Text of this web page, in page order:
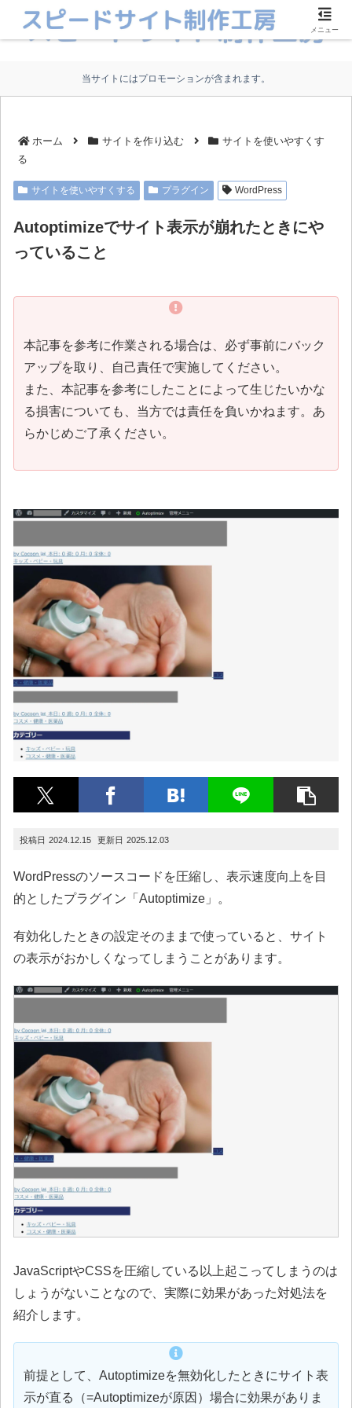
当サイトにはプロモーションが含まれます。
ホーム サイトを作り込む
サイトを使いやすくす
る
サイトを使いやすくする プラグイン WordPress
Autoptimizeでサイト表示が崩れたときにや
っていること
本記事を参考に作業される場合は、必ず事前にバック
アップを取り、自己責任で実施してください。
また、本記事を参考にしたことによって生じたいかな
る損害についても、当方では責任を負いかねます。あ
らかじめご了承ください。
2024.12.15 2025.12.03
WordPressのソースコードを圧縮し、表示速度向上を目
的としたプラグイン「Autoptimize」。
有効化したときの設定そのままで使っていると、サイト
の表示がおかしくなってしまうことがあります。
JavaScriptやCSSを圧縮している以上起こってしまうのは
しょうがないことなので、実際に効果があった対処法を
紹介します。
前提として、Autoptimizeを無効化したときにサイト表
示が直る（=Autoptimizeが原因）場合に効果がありま
メニュー